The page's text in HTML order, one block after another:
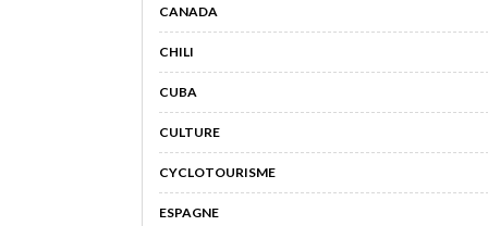
CANADA
CHILI
CUBA
CULTURE
CYCLOTOURISME
ESPAGNE